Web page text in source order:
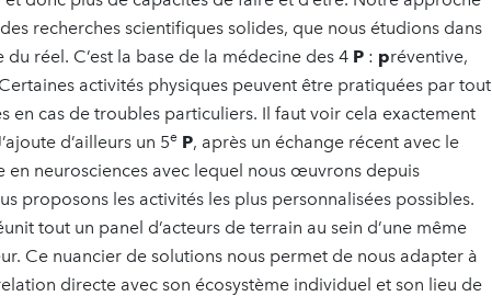
recherches scientifiques solides, que nous étudions dans
réel. C’est la base de la médecine des 4 P : préventive,
activités physiques peuvent être pratiquées par tout
en cas de troubles particuliers. Il faut voir cela exactement
d’ailleurs un 5e P, après un échange récent avec le
en neurosciences avec lequel nous œuvrons depuis
proposons les activités les plus personnalisées possibles.
tout un panel d’acteurs de terrain au sein d’une même
Ce nuancier de solutions nous permet de nous adapter à
directe avec son écosystème individuel et son lieu de